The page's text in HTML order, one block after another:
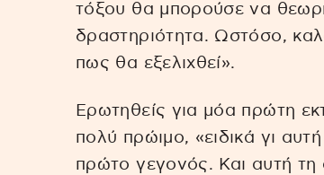
τόξου θα μπορούσε να
δραστηριότητα. Ωστόσο,
πως θα εξελιχθεί».
Ερωτηθείς για μόα πρώτη
πολύ πρώιμο, «ειδικά γι
πρώτο γεγονός. Και αυτή τη